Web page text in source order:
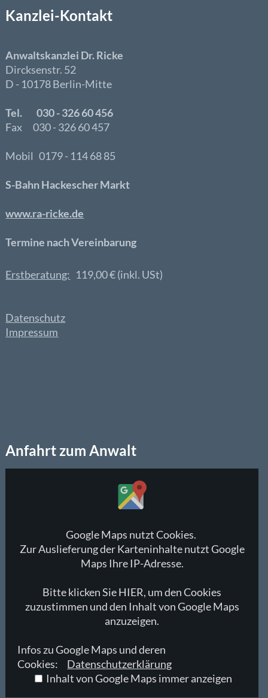
Kanzlei-Kontakt
Anwaltskanzlei Dr. Ricke
Dircksenstr. 52
D - 10178 Berlin-Mitte
Tel. 030 - 326 60 456
Fax 030 - 326 60 457
Mobil 0179 - 114 68 85
S-Bahn Hackescher Markt
www.ra-ricke.de
Termine nach Vereinbarung
Erstberatung: 119,00 € (inkl. USt)
Datenschutz
Impressum
Anfahrt zum Anwalt
Google Maps nutzt Cookies.
Zur Auslieferung der Karteninhalte nutzt Google
Maps Ihre IP-Adresse.
Bitte klicken Sie HIER, um den Cookies
zuzustimmen und den Inhalt von Google Maps
anzuzeigen.
Infos zu Google Maps und deren
Cookies: Datenschutzerklärung
Inhalt von Google Maps immer anzeigen